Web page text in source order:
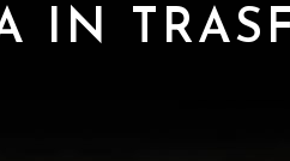
IN